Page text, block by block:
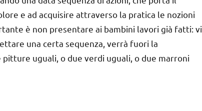
e ad acquisire attraverso la pratica le nozioni
è non presentare ai bambini lavori già fatti: vi
una certa sequenza, verrà fuori la
uguali, o due verdi uguali, o due marroni